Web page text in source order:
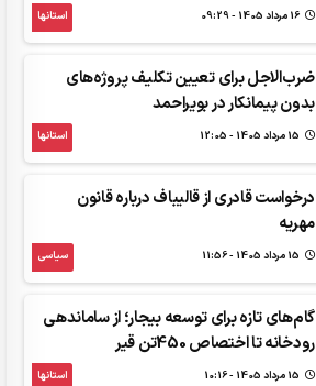
استانها
ضرب‌الاجل برای تعیین تکلیف پروژه‌های
بدون پیمانکار در بویراحمد
استانها
درخواست قادری از قالیباف درباره قانون
مهریه
سیاسی
گام‌های تازه برای توسعه بیجار؛ از ساماندهی
رودخانه تا اختصاص 450تن قیر
استانها